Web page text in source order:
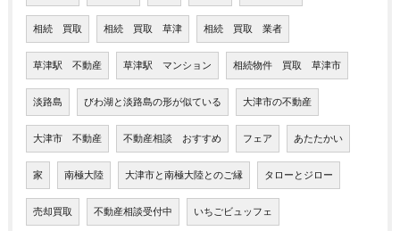
相続 買取 相続 買取 草津 相続 買取 業者
草津駅 不動産 草津駅 マンション 相続物件 買取 草津市
淡路島 びわ湖と淡路島の形が似ている 大津市の不動産
大津市 不動産 不動産相談 おすすめ フェア あたたかい
家 南極大陸 大津市と南極大陸とのご縁 タローとジロー
売却買取 不動産相談受付中 いちごビュッフェ